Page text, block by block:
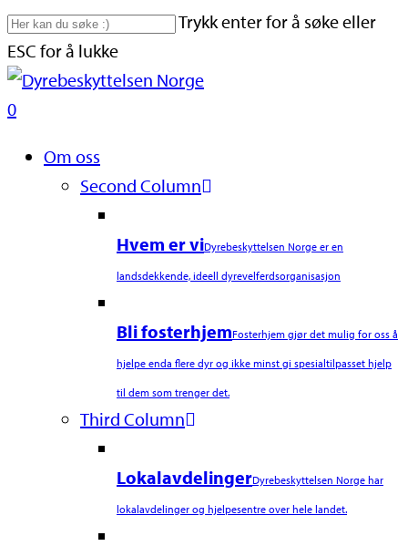
Skip
to
main
content
Trykk enter for å søke eller
ESC for å lukke
Close
Search
search
0
Om oss
Second Column
Hvem er viDyrebeskyttelsen Norge er en
landsdekkende, ideell dyrevelferdsorganisasjon
Bli fosterhjemFosterhjem gjør det mulig for oss å
hjelpe enda flere dyr og ikke minst gi spesialtilpasset hjelp
til dem som trenger det.
Third Column
LokalavdelingerDyrebeskyttelsen Norge har
lokalavdelinger og hjelpesentre over hele landet.